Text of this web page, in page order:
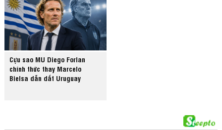
Cựu sao MU Diego Forlan
chính thức thay Marcelo
Bielsa dẫn dắt Uruguay